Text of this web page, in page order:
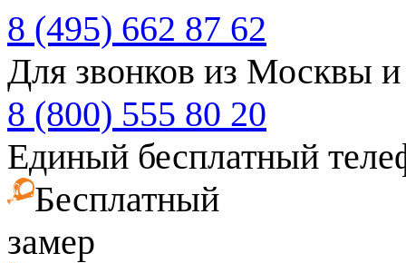
8 (495) 662 87 62
Для звонков из Москвы
8 (800) 555 80 20
Единый бесплатный
Бесплатный
замер